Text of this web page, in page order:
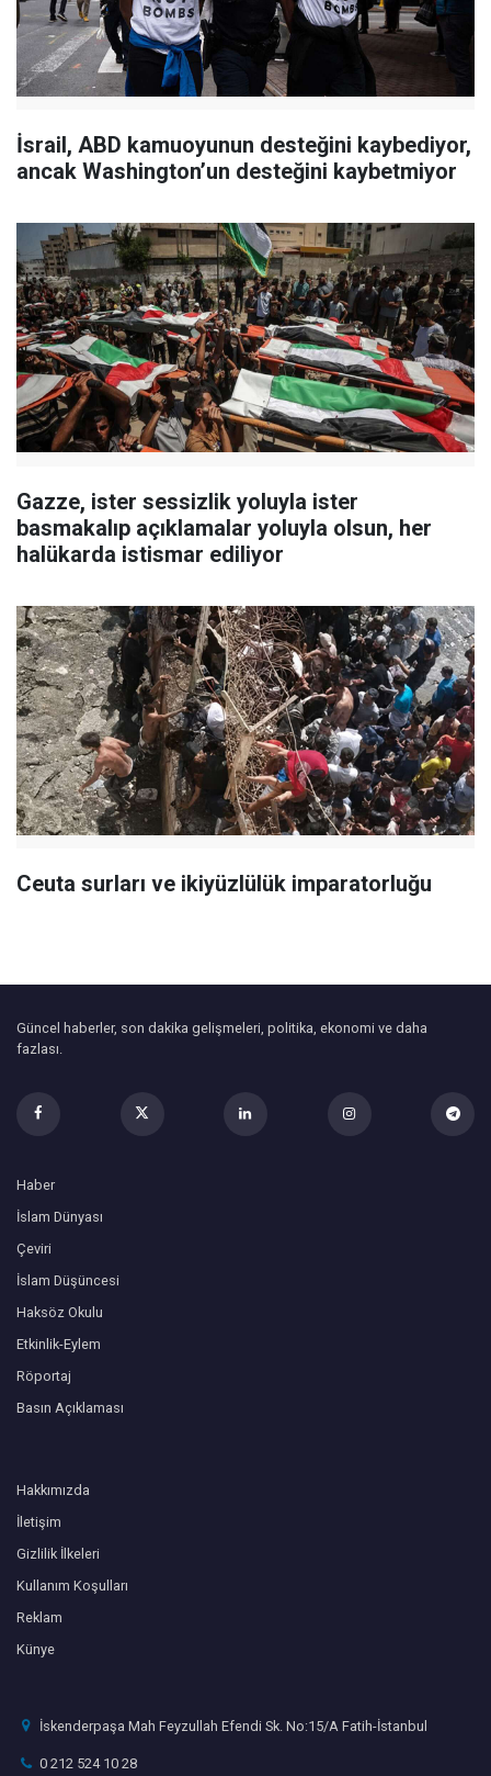
İsrail, ABD kamuoyunun desteğini kaybediyor,
ancak Washington’un desteğini kaybetmiyor
Gazze, ister sessizlik yoluyla ister
basmakalıp açıklamalar yoluyla olsun, her
halükarda istismar ediliyor
Ceuta surları ve ikiyüzlülük imparatorluğu
Güncel haberler, son dakika gelişmeleri, politika, ekonomi ve daha
fazlası.
Haber
İslam Dünyası
Çeviri
İslam Düşüncesi
Haksöz Okulu
Etkinlik-Eylem
Röportaj
Basın Açıklaması
Hakkımızda
İletişim
Gizlilik İlkeleri
Kullanım Koşulları
Reklam
Künye
İskenderpaşa Mah Feyzullah Efendi Sk. No:15/A Fatih-İstanbul
0 212 524 10 28